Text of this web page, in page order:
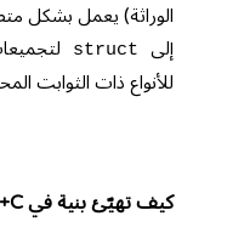
الوراثة) يعمل بشكل
إلى
struct
للأنواع ذات الثوابت
كيف تهيّئ بنية في C++؟